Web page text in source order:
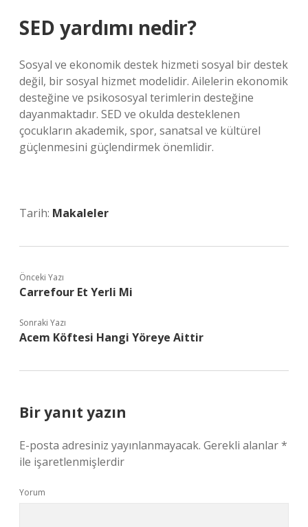
SED yardımı nedir?
Sosyal ve ekonomik destek hizmeti sosyal bir destek
değil, bir sosyal hizmet modelidir. Ailelerin ekonomik
desteğine ve psikososyal terimlerin desteğine
dayanmaktadır. SED ve okulda desteklenen
çocukların akademik, spor, sanatsal ve kültürel
güçlenmesini güçlendirmek önemlidir.
Tarih: Makaleler
Önceki Yazı
Carrefour Et Yerli Mi
Sonraki Yazı
Acem Köftesi Hangi Yöreye Aittir
Bir yanıt yazın
E-posta adresiniz yayınlanmayacak. Gerekli alanlar*
ile işaretlenmişlerdir
Yorum